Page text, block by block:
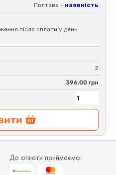
Полтава - наявність
після оплати у день
2
396.00 грн
До оплати приймаємо: